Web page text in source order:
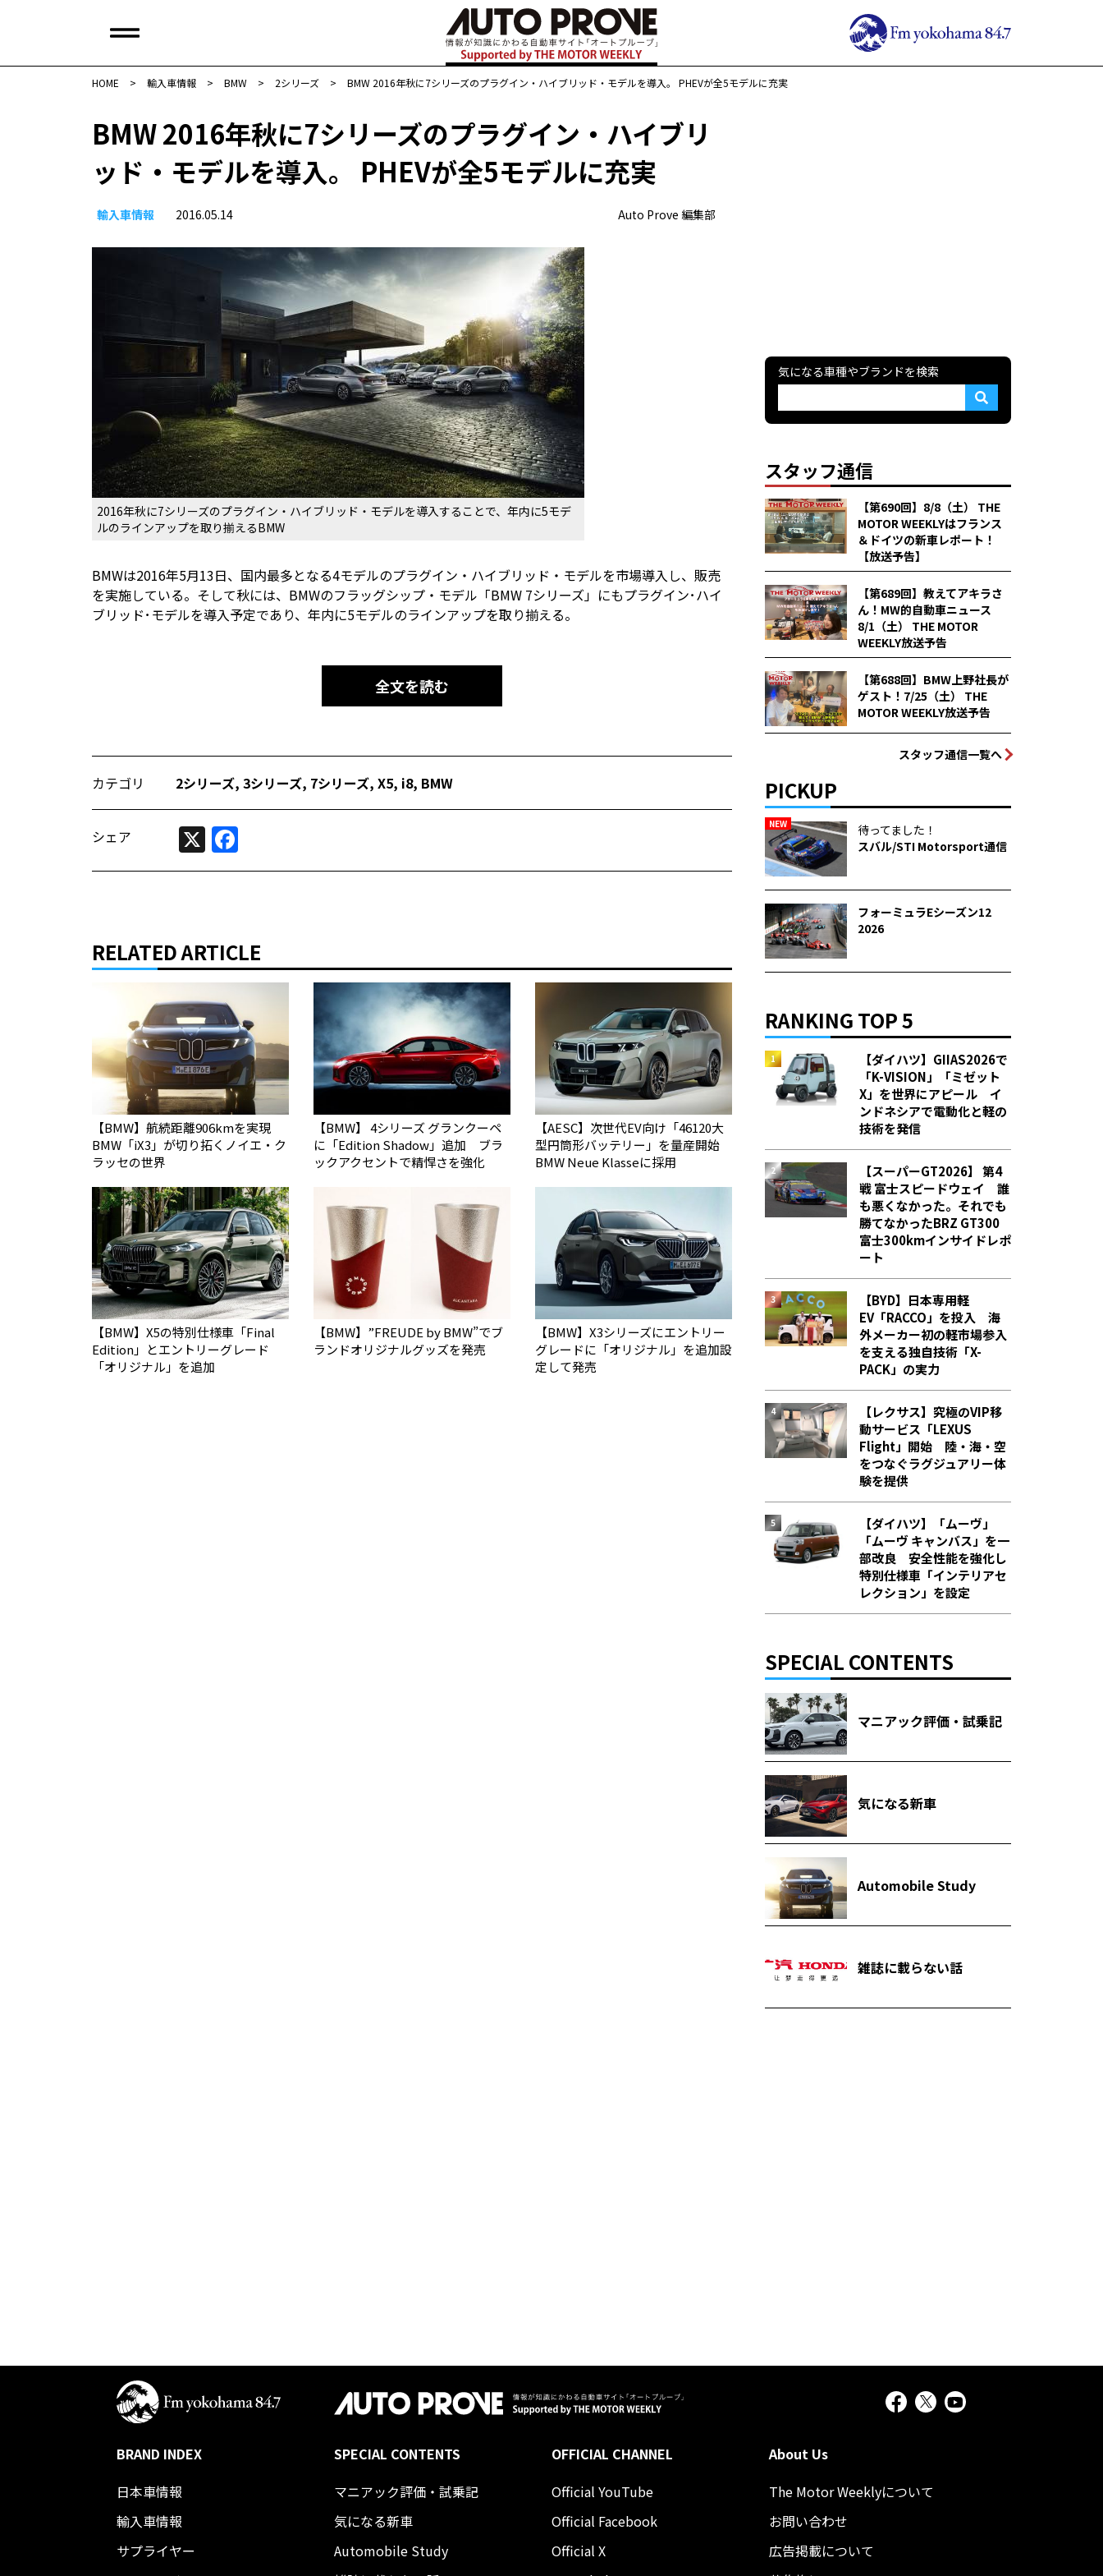
HOME > 輸入車情報 > BMW > 2シリーズ > BMW 2016年秋に7シリーズのプラグイン・ハイブリッド・モデルを導入。 PHEVが全5モデルに充実
BMW 2016年秋に7シリーズのプラグイン・ハイブリ
ッド・モデルを導入。 PHEVが全5モデルに充実
輸入車情報 2016.05.14 Auto Prove 編集部
2016年秋に7シリーズのプラグイン・ハイブリッド・モデルを導入することで、年内に5モデ
ルのラインアップを取り揃えるBMW
BMWは2016年5月13日、国内最多となる4モデルのプラグイン・ハイブリッド・モデルを市場導入し、販売
を実施している。そして秋には、BMWのフラッグシップ・モデル「BMW 7シリーズ」にもプラグイン･ハイ
ブリッド･モデルを導入予定であり、年内に5モデルのラインアップを取り揃える。
全文を読む
カテゴリ 2シリーズ, 3シリーズ, 7シリーズ, X5, i8, BMW
シェア X
RELATED ARTICLE
【BMW】航続距離906kmを実現
BMW「iX3」が切り拓くノイエ・ク
ラッセの世界
【BMW】 4シリーズ グランクーペ
に「Edition Shadow」追加 ブラ
ックアクセントで精悍さを強化
【AESC】次世代EV向け「46120大
型円筒形バッテリー」を量産開始
BMW Neue Klasseに採用
【BMW】X5の特別仕様車「Final
Edition」とエントリーグレード
「オリジナル」を追加
【BMW】”FREUDE by BMW”でブ
ランドオリジナルグッズを発売
【BMW】X3シリーズにエントリー
グレードに「オリジナル」を追加設
定して発売
気になる車種やブランドを検索
スタッフ通信
【第690回】8/8（土） THE
MOTOR WEEKLYはフランス
＆ドイツの新車レポート！
【放送予告】
【第689回】教えてアキラさ
ん！MW的自動車ニュース
8/1（土） THE MOTOR
WEEKLY放送予告
【第688回】BMW上野社長が
ゲスト！7/25（土） THE
MOTOR WEEKLY放送予告
スタッフ通信一覧へ
PICKUP
NEW
待ってました！
スバル/STI Motorsport通信
フォーミュラEシーズン12
2026
RANKING TOP 5
【ダイハツ】GIIAS2026で
「K-VISION」「ミゼット
X」を世界にアピール イ
ンドネシアで電動化と軽の
技術を発信
【スーパーGT2026】 第4
戦 富士スピードウェイ 誰
も悪くなかった。それでも
勝てなかった――BRZ GT300
富士300kmインサイドレポ
ート
【BYD】日本専用軽
EV「RACCO」を投入 海
外メーカー初の軽市場参入
を支える独自技術「X-
PACK」の実力
【レクサス】究極のVIP移
動サービス「LEXUS
Flight」開始 陸・海・空
をつなぐラグジュアリー体
験を提供
【ダイハツ】「ムーヴ」
「ムーヴ キャンバス」を一
部改良 安全性能を強化し
特別仕様車「インテリアセ
レクション」を設定
SPECIAL CONTENTS
マニアック評価・試乗記
気になる新車
Automobile Study
雑誌に載らない話
BRAND INDEX
日本車情報​
輸入車情報
サプライヤー
SPECIAL CONTENTS
マニアック評価・試乗記
気になる新車
Automobile Study
OFFICIAL CHANNEL
Official YouTube
Official Facebook
Official X
About Us
The Motor Weeklyについて
お問い合わせ
広告掲載について